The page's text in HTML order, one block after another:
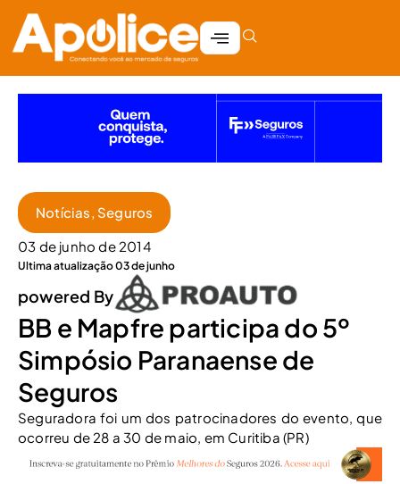
Notícias, Seguros
03 de junho de 2014
Ultima atualização 03 de junho
powered By
BB e Mapfre participa do 5º
Simpósio Paranaense de
Seguros
Seguradora foi um dos patrocinadores do evento, que
ocorreu de 28 a 30 de maio, em Curitiba (PR)